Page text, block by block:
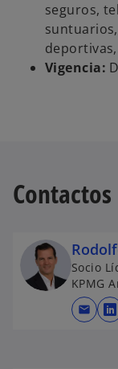
seguros,
Vigencia:
Contactos
Socio
KPMG
mail
s